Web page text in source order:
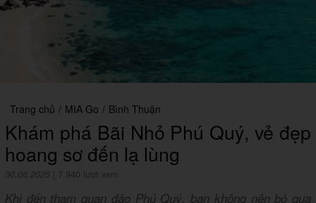
Trang chủ / MIA Go / Bình Thuận
Khám phá Bãi Nhỏ Phú Quý, vẻ đẹp
hoang sơ đến lạ lùng
30.06.2025 7,940 lượt xem
Khi đến tham quan đảo Phú Quý, bạn không nên bỏ qua